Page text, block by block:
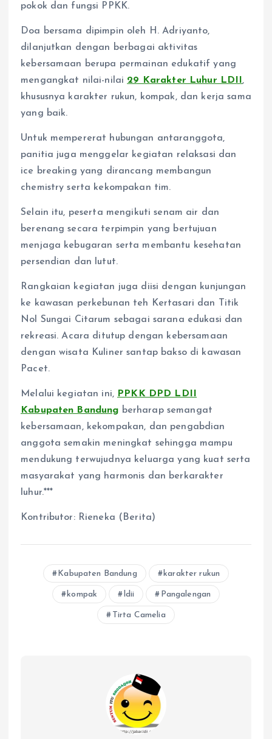
pokok dan fungsi PPKK.
Doa bersama dipimpin oleh H. Adriyanto,
dilanjutkan dengan berbagai aktivitas
kebersamaan berupa permainan edukatif yang
mengangkat nilai-nilai 29 Karakter Luhur LDII ,
khususnya karakter rukun, kompak, dan kerja sama
yang baik.
Untuk mempererat hubungan antaranggota,
panitia juga menggelar kegiatan relaksasi dan
ice breaking yang dirancang membangun
chemistry serta kekompakan tim.
Selain itu, peserta mengikuti senam air dan
berenang secara terpimpin yang bertujuan
menjaga kebugaran serta membantu kesehatan
persendian dan lutut.
Rangkaian kegiatan juga diisi dengan kunjungan
ke kawasan perkebunan teh Kertasari dan Titik
Nol Sungai Citarum sebagai sarana edukasi dan
rekreasi. Acara ditutup dengan kebersamaan
dengan wisata Kuliner santap bakso di kawasan
Pacet.
Melalui kegiatan ini, PPKK DPD LDII
Kabupaten Bandung berharap semangat
kebersamaan, kekompakan, dan pengabdian
anggota semakin meningkat sehingga mampu
mendukung terwujudnya keluarga yang kuat serta
masyarakat yang harmonis dan berkarakter
luhur.***
Kontributor: Rieneka (Berita)
Kabupaten Bandung karakter rukun
kompak ldii Pangalengan
Tirta Camelia